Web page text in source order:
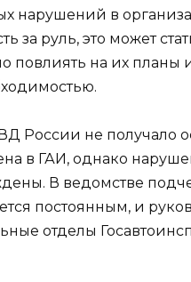
нарушений в
за руль, это может
повлиять на их планы
России не получало
в ГАИ, однако
В ведомстве
постоянным, и
отделы